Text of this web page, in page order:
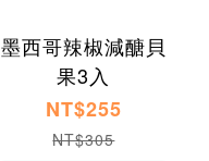
墨西哥辣椒減醣貝
果3入
NT$255
NT$305